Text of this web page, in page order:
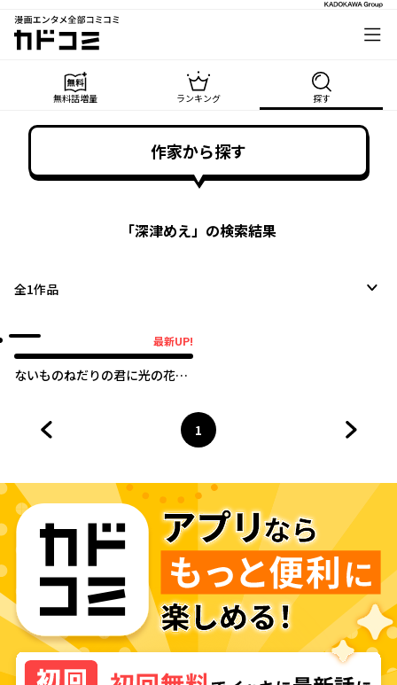
漫画エンタメ全部コミコミ
カドコミ
無料話増量 ランキング 探す
作家から探す
「深津めえ」の検索結果
全1作品
最新UP!
ないものねだりの君に光の花束
ページ
1
へ